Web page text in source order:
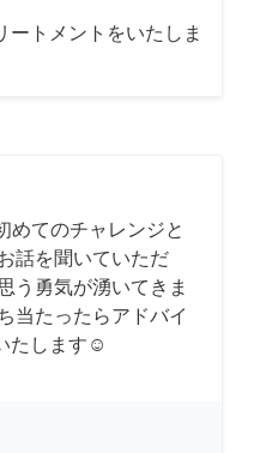
ートメントをいたしま
めてのチャレンジと
話を聞いていただ
う勇気が湧いてきま
当たったらアドバイ
たします☺️